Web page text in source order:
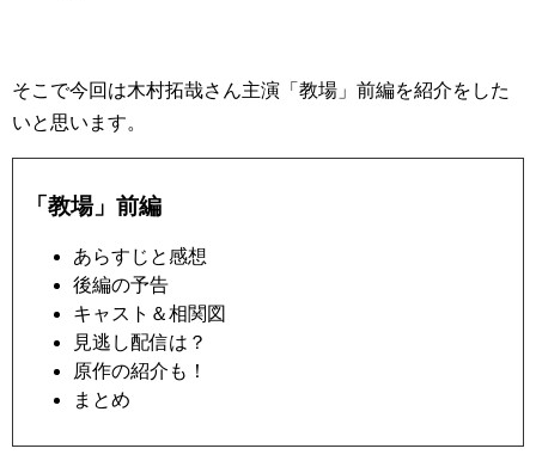
そこで今回は木村拓哉さん主演「教場」前編を紹介をした
いと思います。
「教場」前編
あらすじと感想
後編の予告
キャスト＆相関図
見逃し配信は？
原作の紹介も！
まとめ